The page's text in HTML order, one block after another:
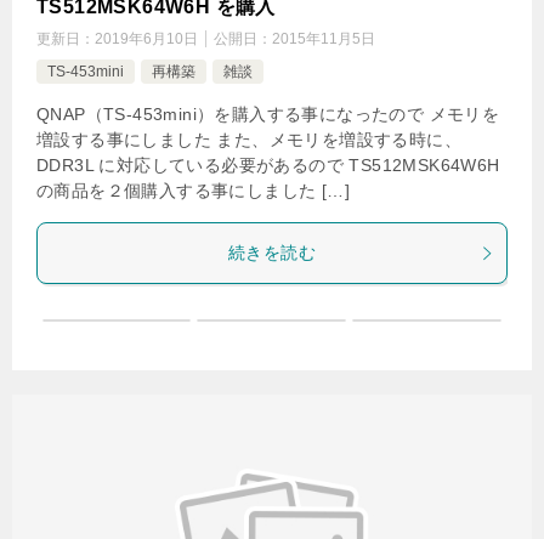
TS512MSK64W6H を購入
更新日： 2019年6月10日 公開日： 2015年11月5日
TS-453mini
再構築 雑談
QNAP（TS-453mini）を購入する事になったので メモリを
増設する事にしました また、メモリを増設する時に、
DDR3L に対応している必要があるので TS512MSK64W6H
の商品を２個購入する事にしました […]
続きを読む